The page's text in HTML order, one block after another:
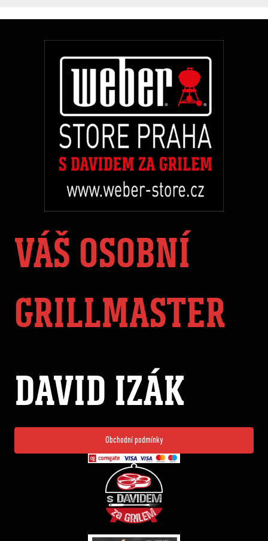
VÁŠ OSOBNÍ
GRILLMASTER
DAVID IZÁK
Obchodní podmínky